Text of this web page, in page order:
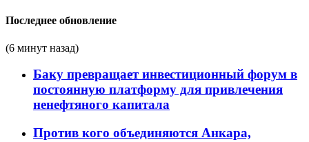
Последнее обновление
(6 минут назад)
Баку превращает инвестиционный форум в
постоянную платформу для привлечения
ненефтяного капитала
Против кого объединяются Анкара,